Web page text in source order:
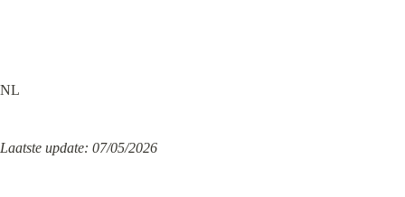
NL
Laatste update: 07/05/2026